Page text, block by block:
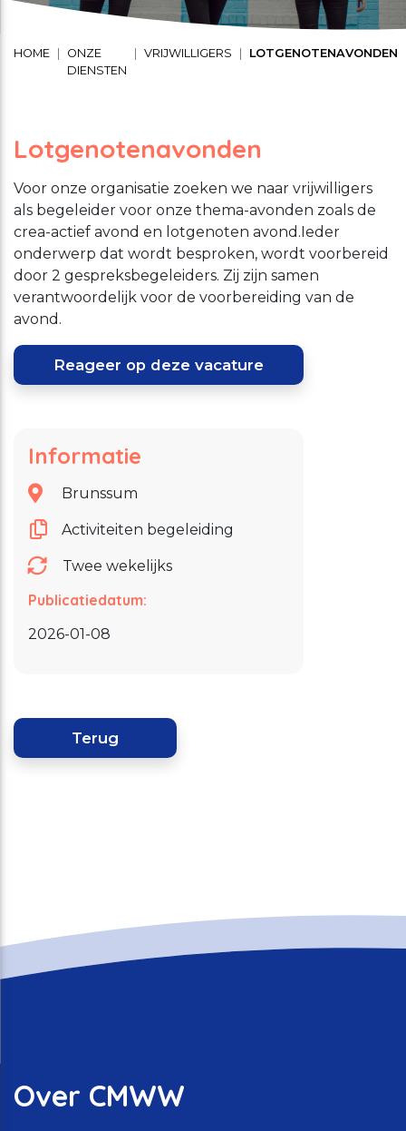
HOME
ONZE
DIENSTEN
VRIJWILLIGERS LOTGENOTENAVONDEN
Lotgenotenavonden
Voor onze organisatie zoeken we naar vrijwilligers
als begeleider voor onze thema-avonden zoals de
crea-actief avond en lotgenoten avond.Ieder
onderwerp dat wordt besproken, wordt voorbereid
door 2 gespreksbegeleiders. Zij zijn samen
verantwoordelijk voor de voorbereiding van de
avond.
Reageer op deze vacature
Informatie
Brunssum
Activiteiten begeleiding
Twee wekelijks
Publicatiedatum:
2026-01-08
Terug
Over CMWW
Schuldhulpverlening
Maaltijd service
Welzijnsactiviteiten
Stage lopen bij CMWW